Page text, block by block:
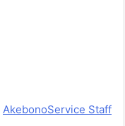
AkebonoService Staff